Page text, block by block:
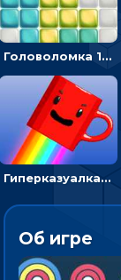
Головоломка 10х10
Гиперказуалка Летающая чашка кофе: двигаться и собирать кубики сахара
Об игре